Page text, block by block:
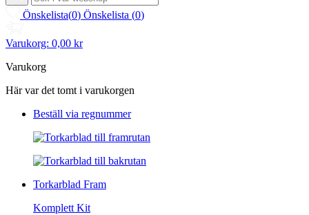
Önskelista(0) Önskelista (0)
Varukorg: 0,00 kr
Varukorg
Här var det tomt i varukorgen
Beställ via regnummer
Torkarblad Fram
Komplett Kit